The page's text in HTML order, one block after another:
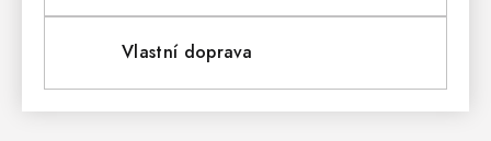
Vlastní doprava